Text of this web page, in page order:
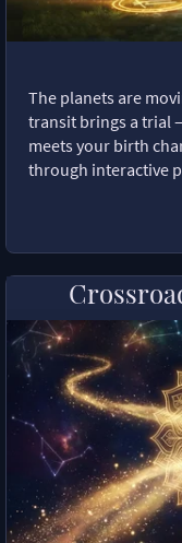
The planets are
transit brings a trial
meets your birth
through interactive